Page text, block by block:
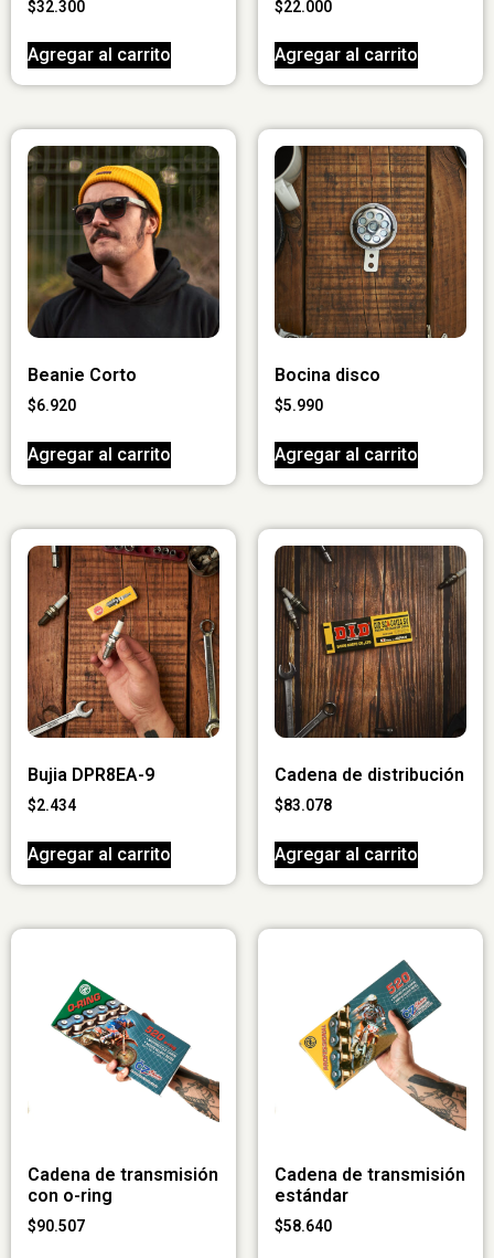
$32.300
Agregar al carrito
$22.000
Agregar al carrito
Beanie Corto
$6.920
Agregar al carrito
Bocina disco
$5.990
Agregar al carrito
Bujia DPR8EA-9
$2.434
Agregar al carrito
Cadena de distribución
$83.078
Agregar al carrito
Cadena de transmisión
con o-ring
$90.507
Cadena de transmisión
estándar
$58.640